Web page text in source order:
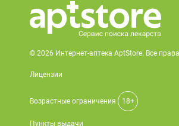
© 2026 Интернет-аптека AptStore. Все
Лицензии
Возрастные ограничения 18+
Пункты выдачи